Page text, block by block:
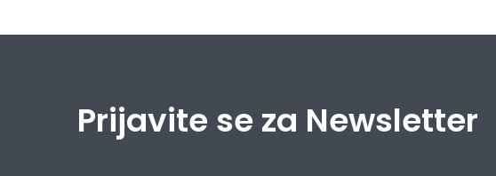
Prijavite se za Newsletter